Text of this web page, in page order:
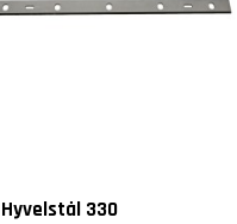
Hyvelstål 330